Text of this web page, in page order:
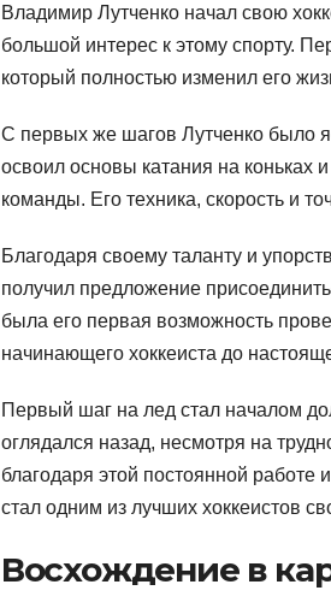
Владимир Лутченко начал свою
большой интерес к этому спорту.
который полностью изменил его
С первых же шагов Лутченко было
освоил основы катания на коньках
команды. Его техника, скорость и
Благодаря своему таланту и
получил предложение
была его первая возможность
начинающего хоккеиста до
Первый шаг на лед стал началом
оглядался назад, несмотря на
благодаря этой постоянной
стал одним из лучших хоккеистов
Восхождение в